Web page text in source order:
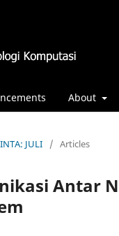
About
JULI / Articles
Antar